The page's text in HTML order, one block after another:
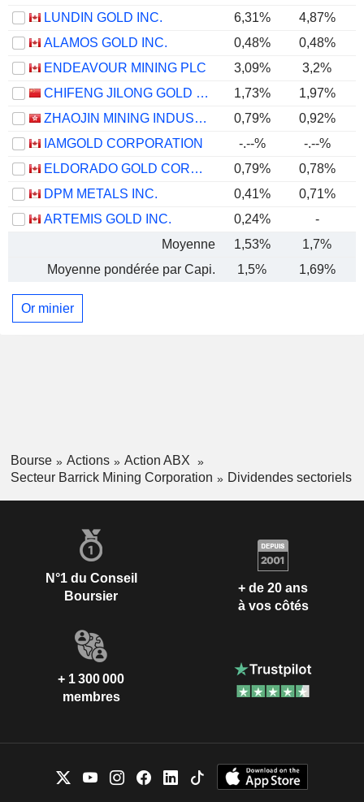
LUNDIN GOLD INC.
6,31% 4,87%
ALAMOS GOLD INC.
0,48% 0,48%
ENDEAVOUR MINING PLC
3,09%
3,2%
CHIFENG JILONG GOLD MINING GROUP LIMITED
1,73% 1,97%
ZHAOJIN MINING INDUSTRY COMPANY LIMITED
0,79%
0,92%
IAMGOLD CORPORATION
-.--%
-.--%
ELDORADO GOLD CORPORATION
0,79% 0,78%
DPM METALS INC.
0,41%
0,71%
ARTEMIS GOLD INC.
0,24%
-
Moyenne
1,53% 1,7%
Moyenne pondérée par Capi.
1,5% 1,69%
Or minier
Bourse Actions
Action ABX
Secteur Barrick Mining Corporation
Dividendes sectoriels
N°1 du Conseil
Boursier
+ de 20 ans
à vos côtés
+ 1 300 000
membres